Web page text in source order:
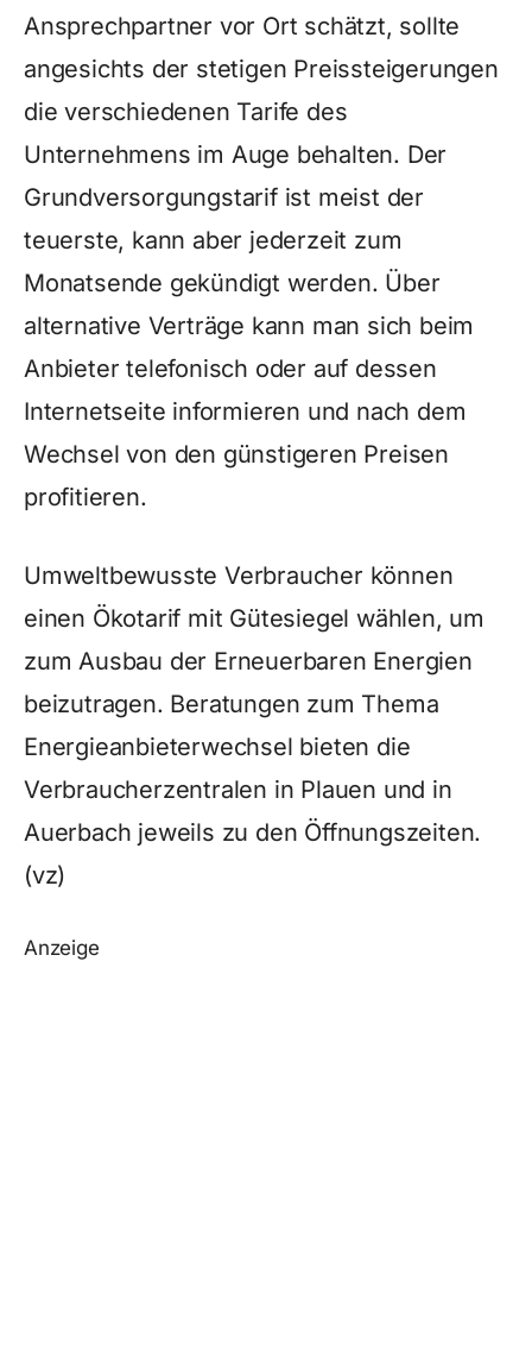
Ansprechpartner vor Ort schätzt, sollte
angesichts der stetigen Preissteigerungen
die verschiedenen Tarife des
Unternehmens im Auge behalten. Der
Grundversorgungstarif ist meist der
teuerste, kann aber jederzeit zum
Monatsende gekündigt werden. Über
alternative Verträge kann man sich beim
Anbieter telefonisch oder auf dessen
Internetseite informieren und nach dem
Wechsel von den günstigeren Preisen
profitieren.
Umweltbewusste Verbraucher können
einen Ökotarif mit Gütesiegel wählen, um
zum Ausbau der Erneuerbaren Energien
beizutragen. Beratungen zum Thema
Energieanbieterwechsel bieten die
Verbraucherzentralen in Plauen und in
Auerbach jeweils zu den Öffnungszeiten.
(vz)
Anzeige